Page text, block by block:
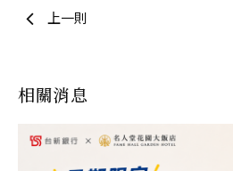
上一則
相關消息